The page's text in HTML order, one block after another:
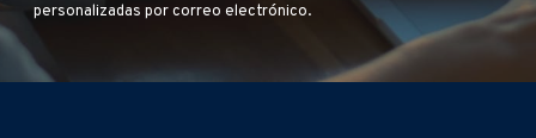
personalizadas por correo electrónico.